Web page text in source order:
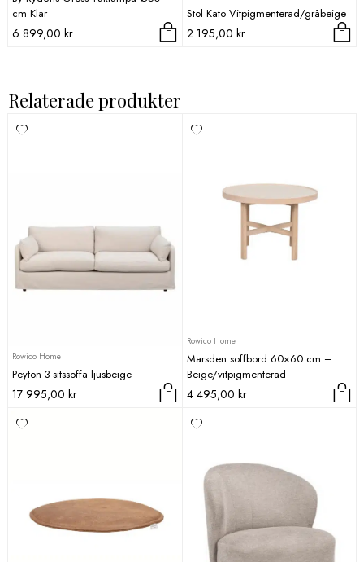
cm Klar
6 899,00 kr
Stol Kato Vitpigmenterad/gråbeige
2 195,00 kr
Relaterade produkter
Rowico Home
Peyton 3-sitssoffa ljusbeige
17 995,00 kr
Rowico Home
Marsden soffbord 60×60 cm –
Beige/vitpigmenterad
4 495,00 kr